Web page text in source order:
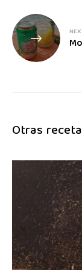
Otras